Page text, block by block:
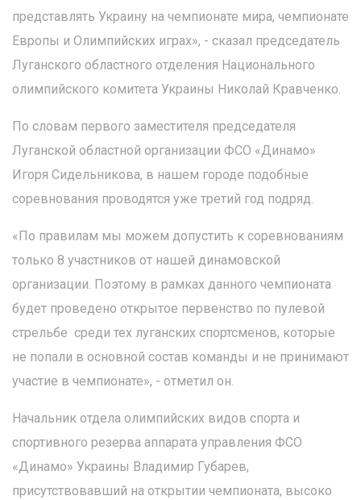
представлять Украину на чемпионате мира, чемпионате
Европы и Олимпийских играх», - сказал председатель
Луганского областного отделения Национального
олимпийского комитета Украины Николай Кравченко.
По словам первого заместителя председателя
Луганской областной организации ФСО «Динамо»
Игоря Сидельникова, в нашем городе подобные
соревнования проводятся уже третий год подряд.
«По правилам мы можем допустить к соревнованиям
только 8 участников от нашей динамовской
организации. Поэтому в рамках данного чемпионата
будет проведено открытое первенство по пулевой
стрельбе среди тех луганских спортсменов, которые
не попали в основной состав команды и не принимают
участие в чемпионате», - отметил он.
Начальник отдела олимпийских видов спорта и
спортивного резерва аппарата управления ФСО
«Динамо» Украины Владимир Губарев,
присутствовавший на открытии чемпионата, высоко